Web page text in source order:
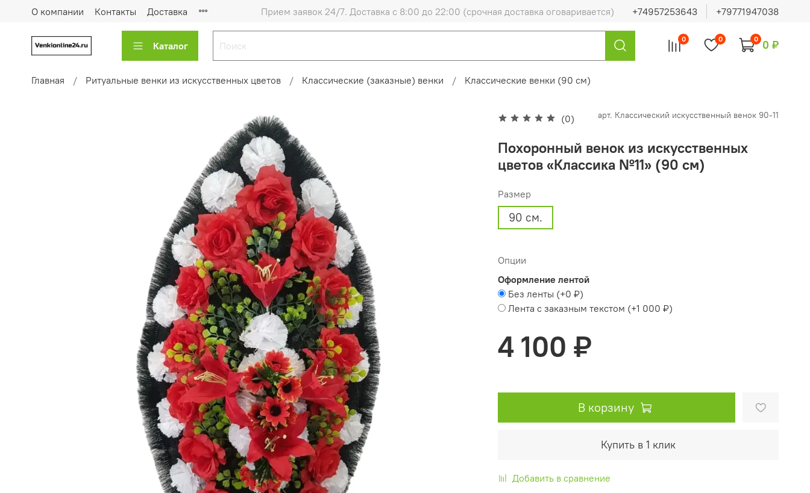
О компании Контакты Доставка Прием заявок 24/7. Доставка с 8:00 до 22:00 (срочная доставка оговаривается) +74957253643 +79771947038
Каталог
0 0 0 0 ₽
Главная Ритуальные венки из искусственных цветов Классические (заказные) венки Классические венки (90 см)
(0) арт. Классический искусственный венок 90-11
Похоронный венок из искусственных
цветов «Классика №11» (90 см)
Размер
90 см.
Опции
Оформление лентой
Без ленты (+0 ₽)
Лента с заказным текстом (+1 000 ₽)
4 100 ₽
В корзину
Купить в 1 клик
Добавить в сравнение